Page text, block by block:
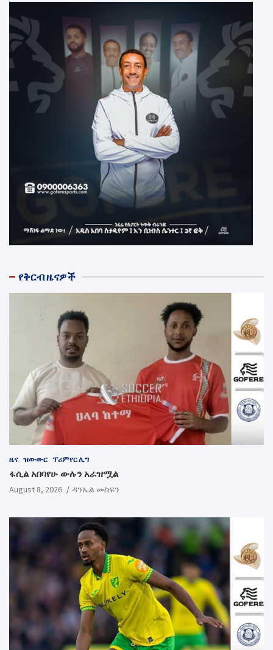
የቅርብ ዜናዎች
ዜና ዝውውር ፕሪምየር ሊግ
ፋሲል አበባየሁ ውሉን አራዝሟል
August 8, 2026 ዳንኤል መስፍን